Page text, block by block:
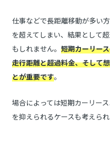
仕事などで長距離移動が多い
を超えてしまい、結果として
もしれません。 短期カーリー
走行距離と超過料金、そして
とが重要です。
場合によっては短期カーリー
を抑えられるケースも考えられ